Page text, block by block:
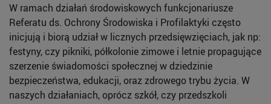
W ramach działań środowiskowych funkcjonariusze
Referatu ds. Ochrony Środowiska i Profilaktyki często
inicjują i biorą udział w licznych przedsięwzięciach, jak np:
festyny, czy pikniki, półkolonie zimowe i letnie propagujące
szerzenie świadomości społecznej w dziedzinie
bezpieczeństwa, edukacji, oraz zdrowego trybu życia. W
naszych działaniach, oprócz szkół, czy przedszkoli